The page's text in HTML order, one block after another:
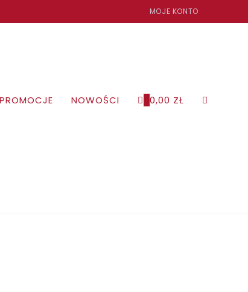
MOJE KONTO
PROMOCJE NOWOŚCI 0,00 ZŁ TOGGLE